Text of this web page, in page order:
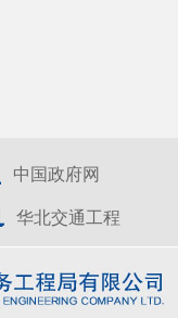
中国政府网
华北交通工程